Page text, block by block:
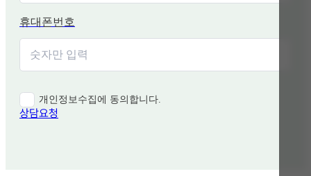
휴대폰번호
개인정보수집에 동의합니다.
상담요청